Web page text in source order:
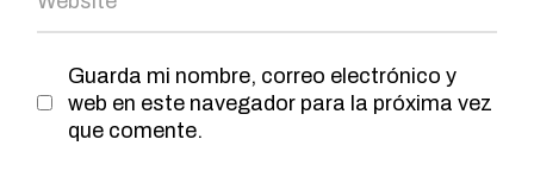
Guarda mi nombre, correo electrónico y
web en este navegador para la próxima vez
que comente.